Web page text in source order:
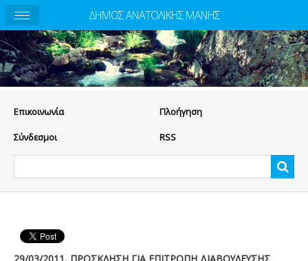
Eπικοινωνία Πλοήγηση
Σύνδεσμοι RSS
ΔΗΜΟΣ ΑΝΑΤΟΛΙΚΗΣ ΜΑΝΗΣ